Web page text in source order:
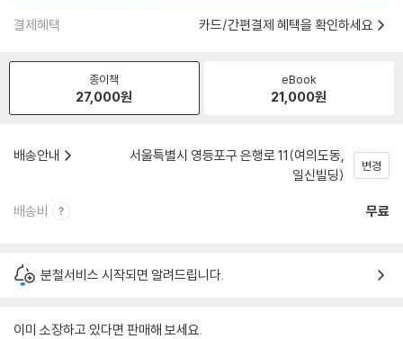
결제혜택 카드/간편결제 혜택을 확인하세요
종이책
27,000원
eBook
21,000원
배송안내
서울특별시 영등포구 은행로 11(여의도동,
일신빌딩)
변경
배송비 무료
분철서비스 시작되면 알려드립니다.
이미 소장하고 있다면 판매해 보세요.